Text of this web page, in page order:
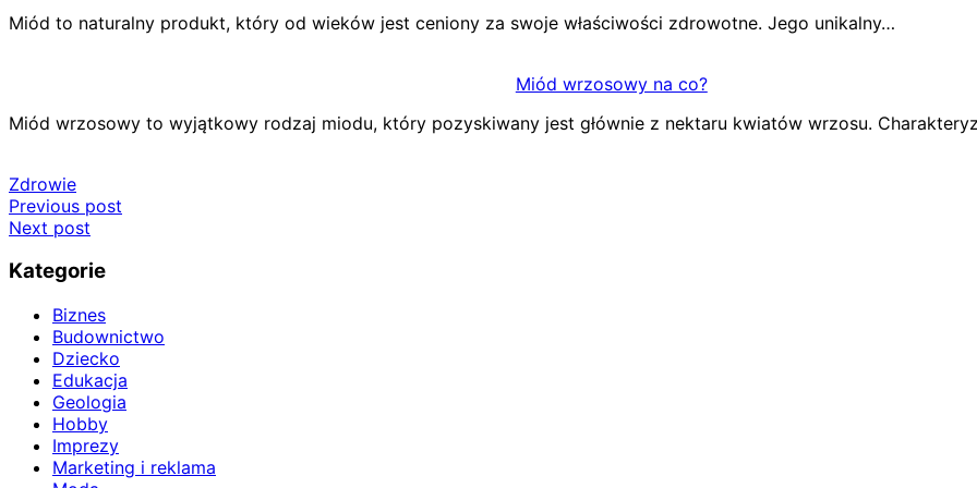
Miód to naturalny produkt, który od wieków jest ceniony za swoje właściwości zdrowotne. Jego unikalny…
Miód wrzosowy na co?
Miód wrzosowy to wyjątkowy rodzaj miodu, który pozyskiwany jest głównie z nektaru kwiatów wrzosu.
Zdrowie
Nawigacja
wpisu
Previous post
Next post
Kategorie
Biznes
Budownictwo
Dziecko
Edukacja
Geologia
Hobby
Imprezy
Marketing i reklama